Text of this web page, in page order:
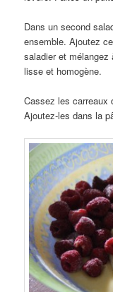
Dans un second
ensemble. Ajoutez
saladier et mélangez
lisse et homogène.
Cassez les carreaux
Ajoutez-les dans la